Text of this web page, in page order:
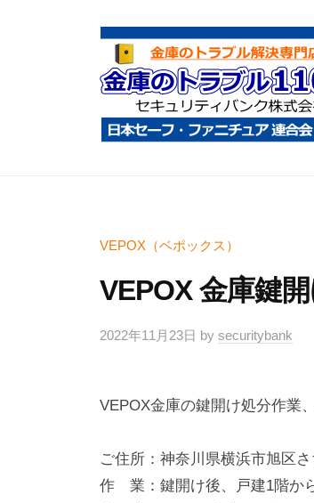
ト
ラ
ブ
ル
1
番
・
分
修
理
VEPOX（ベポックス）
VEPOX 金庫鍵
2022年11月23日 by securitybank
VEPOX金庫の鍵開け処分作業
ご住所：神奈川県横浜市旭区さ
作 業：鍵開け後、戸建1階か
庫
の
ト
ラ
ブ
ル
番